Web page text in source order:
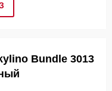
Bundle 3013